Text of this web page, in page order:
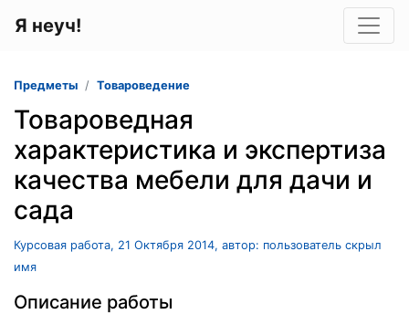
Я неуч!
Предметы Товароведение
Товароведная
характеристика и экспертиза
качества мебели для дачи и
сада
Курсовая работа, 21 Октября 2014, автор: пользователь скрыл
имя
Описание работы